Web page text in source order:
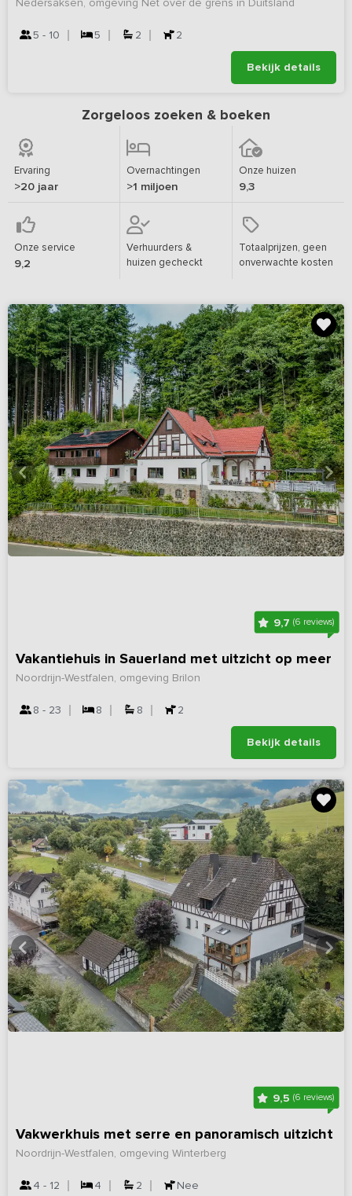
Nedersaksen, omgeving Net over de grens in Duitsland
5 - 10 5 2 2
Bekijk details
Zorgeloos zoeken & boeken
Ervaring
>20 jaar
Overnachtingen
>1 miljoen
Onze huizen
9,3
Onze service
9,2
Verhuurders &
huizen gecheckt
Totaalprijzen, geen
onverwachte kosten
9,7(6 reviews)
Vakantiehuis in Sauerland met uitzicht op meer
Noordrijn-Westfalen, omgeving Brilon
8 - 23 8 8 2
Bekijk details
9,5(6 reviews)
Vakwerkhuis met serre en panoramisch uitzicht
Noordrijn-Westfalen, omgeving Winterberg
4 - 12 4 2 Nee